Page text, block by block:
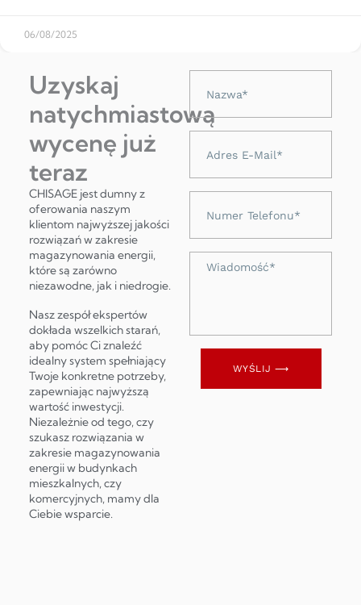
06/08/2025
Uzyskaj
natychmiastową
wycenę już
teraz
CHISAGE jest dumny z
oferowania naszym
klientom najwyższej jakości
rozwiązań w zakresie
magazynowania energii,
które są zarówno
niezawodne, jak i niedrogie.
Nasz zespół ekspertów
dokłada wszelkich starań,
aby pomóc Ci znaleźć
idealny system spełniający
Twoje konkretne potrzeby,
zapewniając najwyższą
wartość inwestycji.
Niezależnie od tego, czy
szukasz rozwiązania w
zakresie magazynowania
energii w budynkach
mieszkalnych, czy
komercyjnych, mamy dla
Ciebie wsparcie.
telefonu
WYŚLIJ ⟶